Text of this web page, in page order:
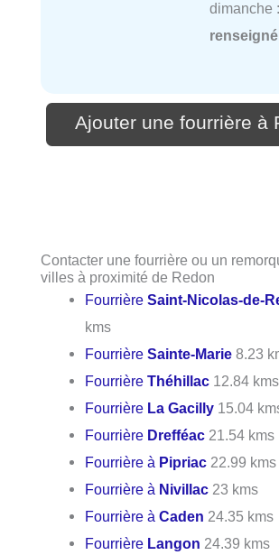
dimanche :
renseigné
Ajouter une fourrière à
Contacter une fourrière ou un
villes à proximité de Redon
FourrièreSaint-Nicolas-de-
kms
FourrièreSainte-Marie 8.23
FourrièreThéhillac 12.84 kms
Fourrière La Gacilly 15.04
Fourrière Drefféac 21.54 kms
Fourrière à Pipriac 22.99 kms
Fourrière à Nivillac 23 kms
Fourrière àCaden 24.35 kms
Fourrière Langon 24.39 kms